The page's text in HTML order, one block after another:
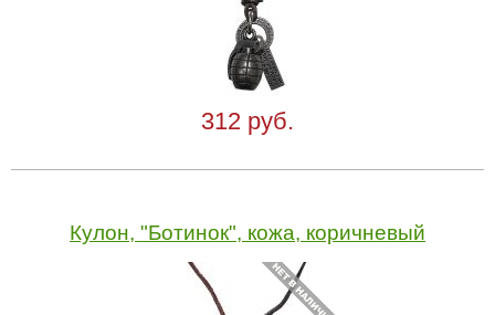
312 руб.
Кулон, "Ботинок", кожа, коричневый